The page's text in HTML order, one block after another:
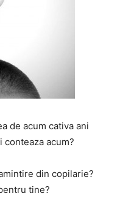
de acum cativa ani
conteaza acum?
din copilarie?
tine?